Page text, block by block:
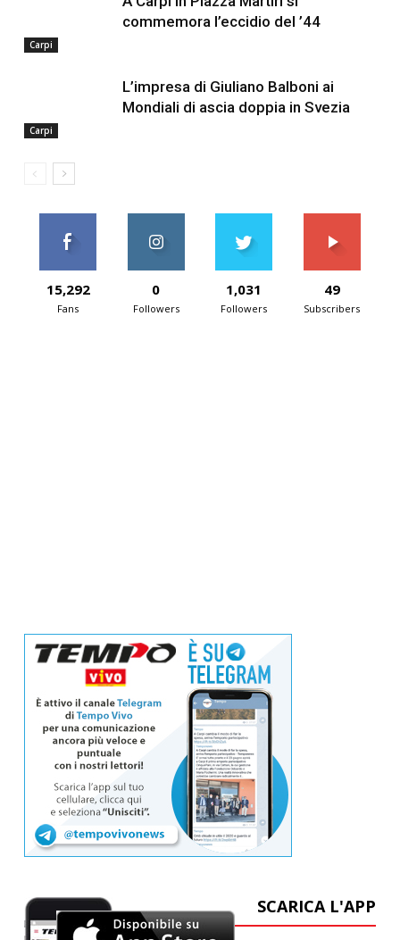
Carpi
commemora l’eccidio del ’44
Carpi
L’impresa di Giuliano Balboni ai
Mondiali di ascia doppia in Svezia
15,292
Fans
0
Followers
1,031
Followers
49
Subscribers
SCARICA L'APP